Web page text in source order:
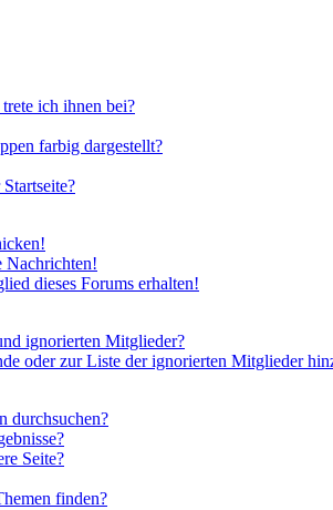
ich ihnen bei?
farbig dargestellt?
Nachrichten!
dieses Forums erhalten!
ignorierten Mitglieder?
oder zur Liste der ignorierten Mitglieder
durchsuchen?
Seite?
finden?